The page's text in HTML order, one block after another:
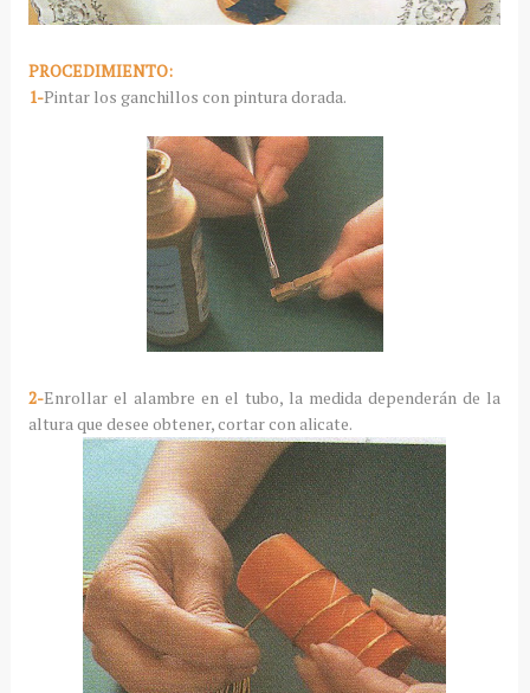
PROCEDIMIENTO:
1-Pintar los ganchillos con pintura dorada.
2-Enrollar el alambre en el tubo, la medida dependerán de la
altura que desee obtener, cortar con alicate.